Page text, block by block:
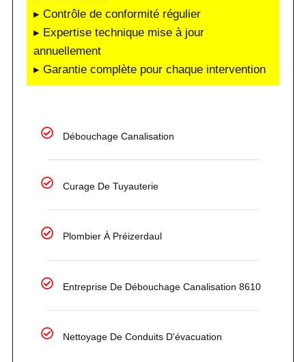
▸ Contrôle de conformité régulier
▸ Expertise technique mise à jour
annuellement
▸ Garantie complète pour chaque intervention
Débouchage Canalisation
Curage De Tuyauterie
Plombier À Préizerdaul
Entreprise De Débouchage Canalisation 8610
Nettoyage De Conduits D'évacuation